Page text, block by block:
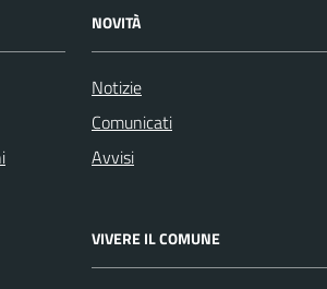
NOVITÀ
Notizie
Comunicati
Avvisi
VIVERE IL COMUNE